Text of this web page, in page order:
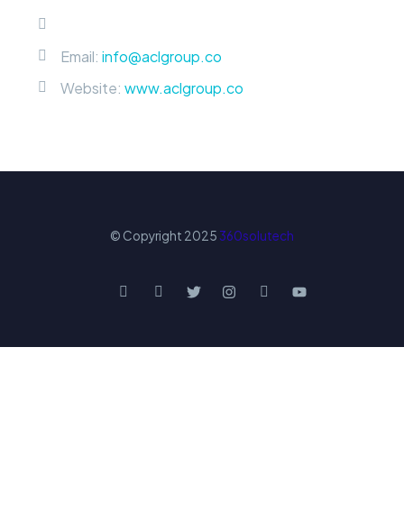
Email: info@aclgroup.co
Website: www.aclgroup.co
© Copyright 2025360solutech